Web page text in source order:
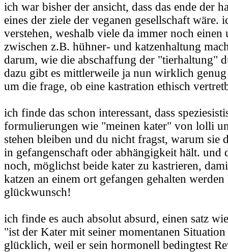
ich war bisher der ansicht, dass das ende der
eines der ziele der veganen gesellschaft wäre.
verstehen, weshalb viele da immer noch einen
zwischen z.B. hühner- und katzenhaltung
darum, wie die abschaffung der "tierhaltung"
dazu gibt es mittlerweile ja nun wirklich genug
um die frage, ob eine kastration ethisch
ich finde das schon interessant, dass
formulierungen wie "meinen kater" von lolli
stehen bleiben und du nicht fragst, warum sie
in gefangenschaft oder abhängigkeit hält. und
noch, möglichst beide kater zu kastrieren,
katzen an einem ort gefangen gehalten
glückwunsch!
ich finde es auch absolut absurd, einen satz wie
"ist der Kater mit seiner momentanen
glücklich, weil er sein hormonell bedingtest